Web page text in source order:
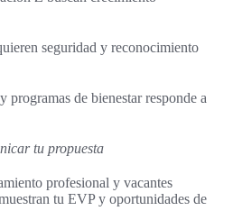
seguridad y reconocimiento
programas de bienestar responde a
tu propuesta
profesional y vacantes
tu EVP y oportunidades de